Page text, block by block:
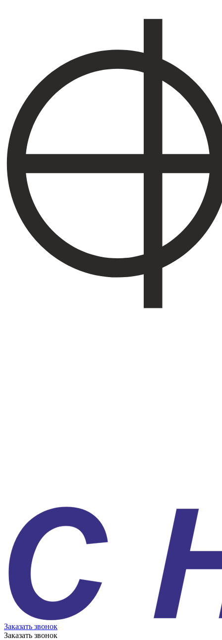
Заказать звонок
Заказать звонок